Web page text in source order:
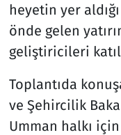
heyetin yer
önde gelen
geliştiricileri
Toplantıda
ve Şehircilik
Umman halkı